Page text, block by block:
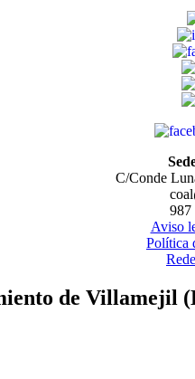
C/Conde
987
Aviso
Política
de Villamejil